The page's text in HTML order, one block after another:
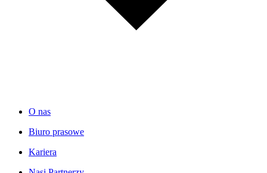
O nas
Biuro prasowe
Kariera